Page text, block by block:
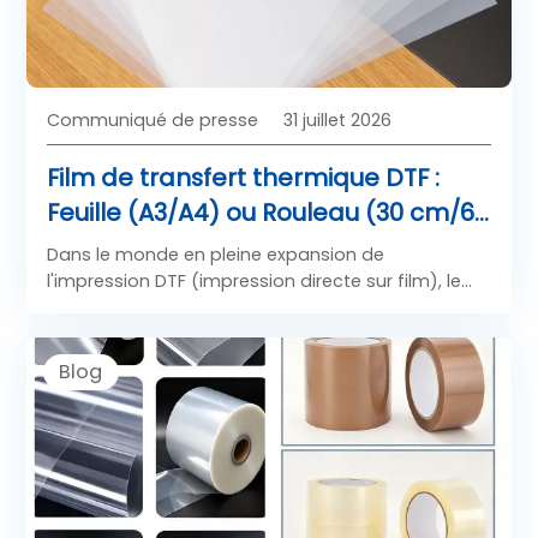
Communiqué de presse 31 juillet 2026
Film de transfert thermique DTF :
Feuille (A3/A4) ou Rouleau (30 cm/60
cm) — Quel format convient à votre
volume d'impression ?
Dans le monde en pleine expansion de
l'impression DTF (impression directe sur film), le
thermique DTF ne se limite pas à la taille ; il influe
directement sur votre efficacité de production, le
coût des matériaux, la vitesse d'impression et la
qualité finale du transfert.
Blog